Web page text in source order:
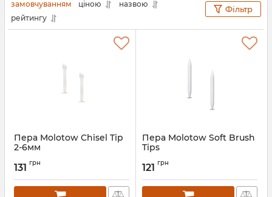
замовчуванням ціною
назвою
рейтингу
Фільтр
Пера Molotow Chisel Tip
2-6мм
131 грн
Пера Molotow Soft Brush
Tips
121 грн